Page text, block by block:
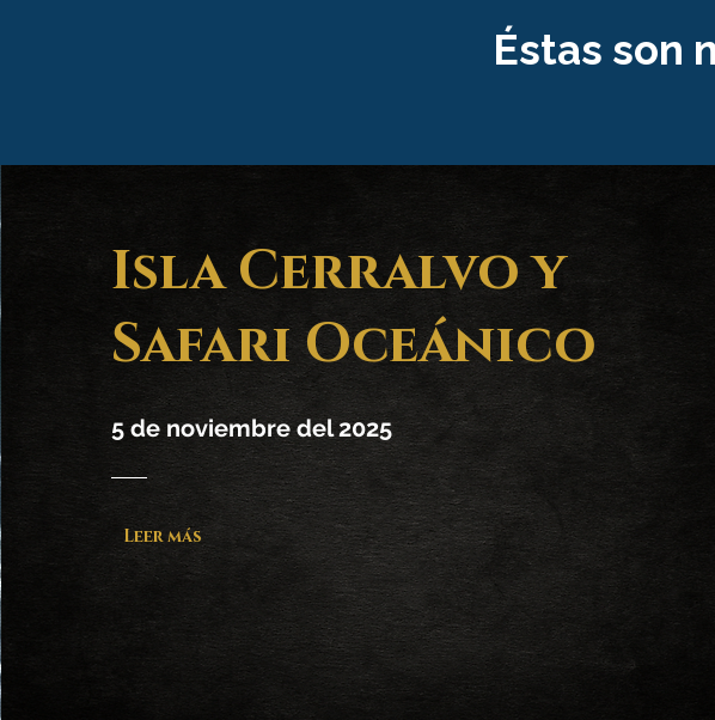
​Éstas son
Isla Cerralvo y
Safari Oceánico
5 de noviembre del 2025
Leer más